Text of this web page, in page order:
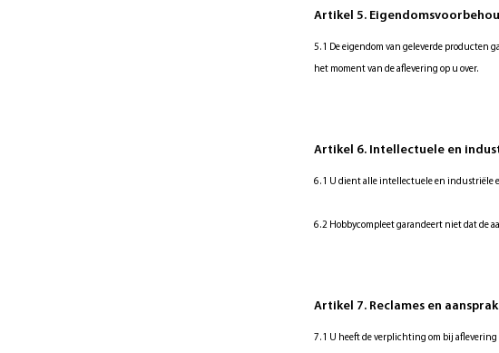
Artikel 5.
5.1 De eigendom van geleverde producten
het moment van de aflevering op u over.
Artikel 6. Intellectuele en
6.1 U dient alle intellectuele en industriële
6.2 Hobbycompleet garandeert niet dat de
Artikel 7. Reclames en
7.1 U heeft de verplichting om bij aflevering